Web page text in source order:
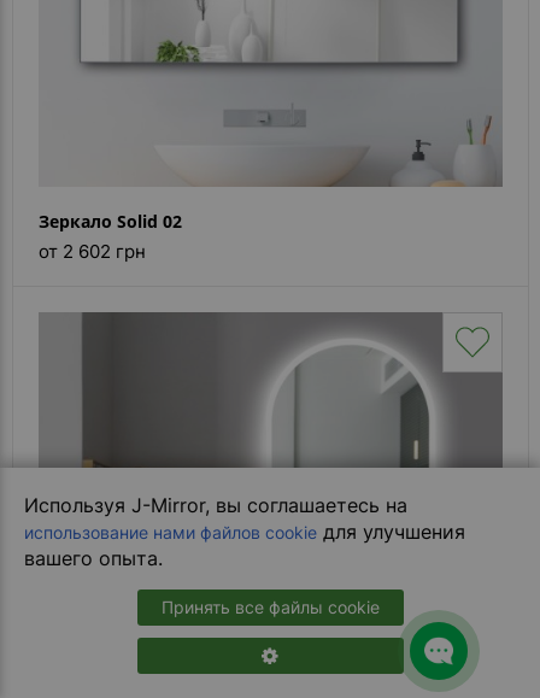
Используя J-Mirror, вы соглашаетесь на
использование нами файлов cookie для улучшения
вашего опыта.
Принять все файлы cookie
Зеркало Solid 02
от 2 602 грн